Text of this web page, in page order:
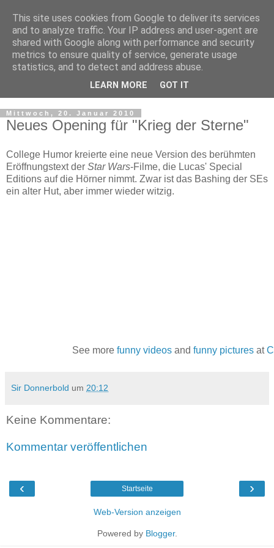
Mittwoch, 20. Januar 2010
Neues Opening für "Krieg der Sterne"
College Humor kreierte eine neue Version des berühmten
Eröffnungstext der Star Wars-Filme, die Lucas' Special
Editions auf die Hörner nimmt. Zwar ist das Bashing der SEs
ein alter Hut, aber immer wieder witzig.
See more funny videosand funny picturesat
Sir Donnerbold um 20:12
Keine Kommentare:
Kommentar veröffentlichen
‹ ›
Startseite
Web-Version anzeigen
Powered by Blogger.
This site uses cookies from Google to deliver its services
and to analyze traffic. Your IP address and user-agent are
shared with Google along with performance and security
metrics to ensure quality of service, generate usage
statistics, and to detect and address abuse.
LEARN MORE GOT IT